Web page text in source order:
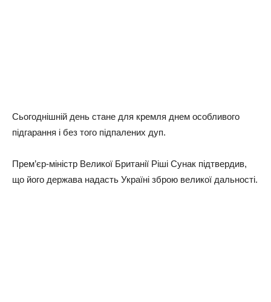
Сьогоднішній день стане для кремля днем особливого
підгарання і без того підпалених дуп.
Прем’єр-міністр Великої Британії Ріші Сунак підтвердив,
що його держава надасть Україні зброю великої дальності.